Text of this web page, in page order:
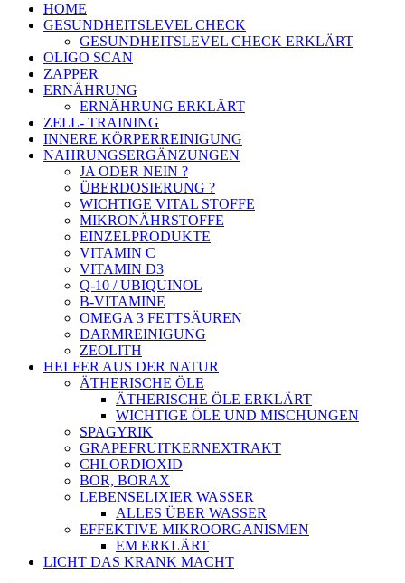
HOME
GESUNDHEITSLEVEL CHECK
GESUNDHEITSLEVEL CHECK ERKLÄRT
OLIGO SCAN
ZAPPER
ERNÄHRUNG
ERNÄHRUNG ERKLÄRT
ZELL- TRAINING
INNERE KÖRPERREINIGUNG
NAHRUNGSERGÄNZUNGEN
JA ODER NEIN ?
ÜBERDOSIERUNG ?
WICHTIGE VITAL STOFFE
MIKRONÄHRSTOFFE
EINZELPRODUKTE
VITAMIN C
VITAMIN D3
Q-10 / UBIQUINOL
B-VITAMINE
OMEGA 3 FETTSÄUREN
DARMREINIGUNG
ZEOLITH
HELFER AUS DER NATUR
ÄTHERISCHE ÖLE
ÄTHERISCHE ÖLE ERKLÄRT
WICHTIGE ÖLE UND MISCHUNGEN
SPAGYRIK
GRAPEFRUITKERNEXTRAKT
CHLORDIOXID
BOR, BORAX
LEBENSELIXIER WASSER
ALLES ÜBER WASSER
EFFEKTIVE MIKROORGANISMEN
EM ERKLÄRT
LICHT DAS KRANK MACHT